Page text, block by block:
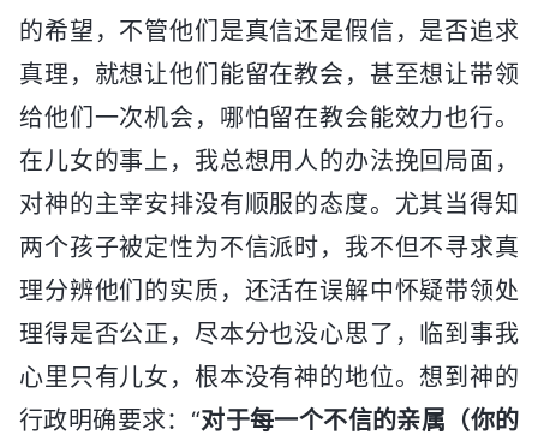
的希望，不管他们是真信还是假信，是否追求
真理，就想让他们能留在教会，甚至想让带领
给他们一次机会，哪怕留在教会能效力也行。
在儿女的事上，我总想用人的办法挽回局面，
对神的主宰安排没有顺服的态度。尤其当得知
两个孩子被定性为不信派时，我不但不寻求真
理分辨他们的实质，还活在误解中怀疑带领处
理得是否公正，尽本分也没心思了，临到事我
心里只有儿女，根本没有神的地位。想到神的
行政明确要求：“对于每一个不信的亲属（你的